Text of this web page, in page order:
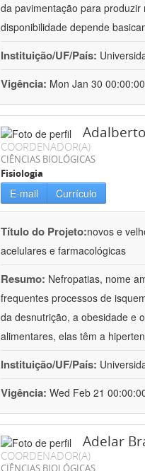
da pavimentação para
disponibilidade depende
Instituição/UF/País:
Vigência: Mon Jan 30
COORDENADOR(A)
CIÊNCIAS BIOLÓGICAS
Fisiologia
E-mail Currículo
Título do Projeto:novos e
acelulares e farmacológicas
Resumo: Nefropatias, nome
frequentes processos de
da desnutrição, a obesidade e
alimentares, elas têm a
Instituição/UF/País:
Vigência: Wed Feb 21
Adelar
COORDENADOR(A)
CIÊNCIAS BIOLÓGICAS